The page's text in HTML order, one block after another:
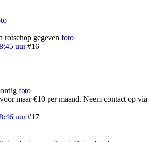
rotschop gegeven foto
uur #16
foto
maar €10 per maand. Neem contact op via
uur #17